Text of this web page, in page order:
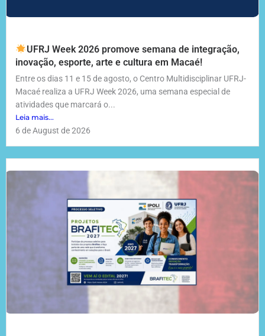
UFRJ Week 2026 promove semana de integração,
inovação, esporte, arte e cultura em Macaé!
Entre os dias 11 e 15 de agosto, o Centro Multidisciplinar UFRJ-
Macaé realiza a UFRJ Week 2026, uma semana especial de
atividades que marcará o...
Leia mais...
6 de August de 2026